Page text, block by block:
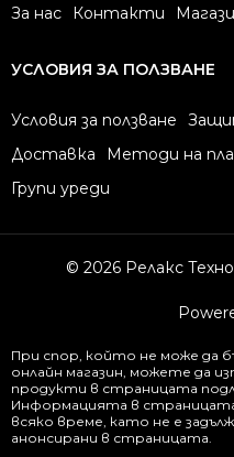
За нас Контакти
УСЛОВИЯ ЗА ПОЛЗВАНЕ
Условия за ползване
Доставка
Методи на
Групи уреди
© 2026 Релакс
При спор, който не може да
онлайн магазин, можете да
продукти в страницата
Информацията в
всяко време, като не е
анонсирани в страницата.